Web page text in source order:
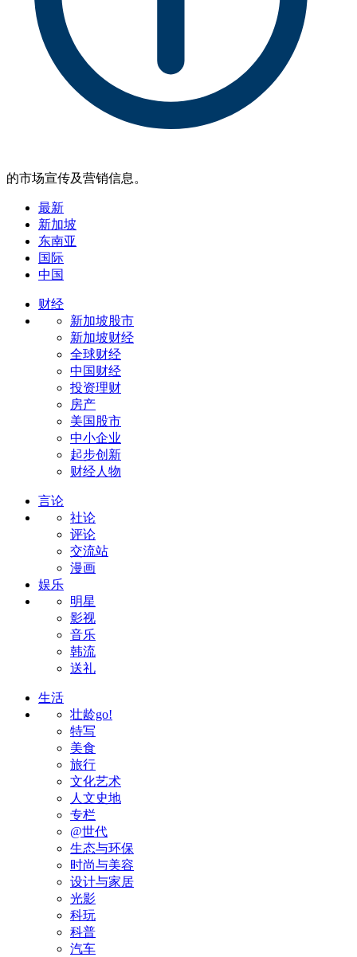
的市场宣传及营销信息。
最新
新加坡
东南亚
国际
中国
财经
新加坡股市
新加坡财经
全球财经
中国财经
投资理财
房产
美国股市
中小企业
起步创新
财经人物
言论
社论
评论
交流站
漫画
娱乐
明星
影视
音乐
韩流
送礼
生活
壮龄go!
特写
美食
旅行
文化艺术
人文史地
专栏
@世代
生态与环保
时尚与美容
设计与家居
光影
科玩
科普
汽车